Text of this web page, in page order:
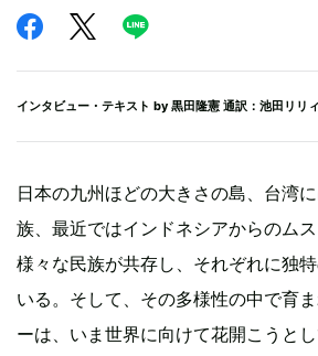
インタビュー・テキスト by 黒田隆憲 通訳：池田リリ
日本の九州ほどの大きさの島、台湾
族、最近ではインドネシアからのムス
様々な民族が共存し、それぞれに独
いる。そして、その多様性の中で育
ーは、いま世界に向けて花開こうと